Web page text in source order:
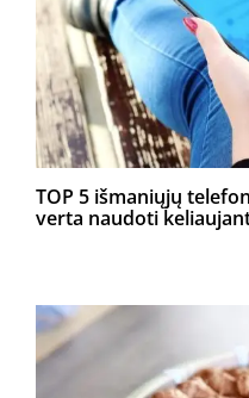
TOP 5 išmaniųjų
verta naudoti